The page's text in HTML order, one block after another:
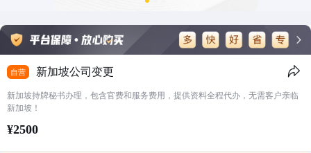
自营 新加坡公司变更
新加坡持牌秘书办理，包含官费和服务费用，提供资料全程代办，无需客户亲临
新加坡！
¥2500